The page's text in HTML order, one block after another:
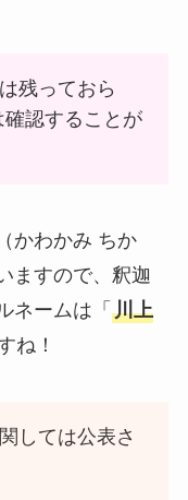
残っておら
認することが
かわかみ ちか
ますので、釈迦
ネームは「 川上
ね！
しては公表さ